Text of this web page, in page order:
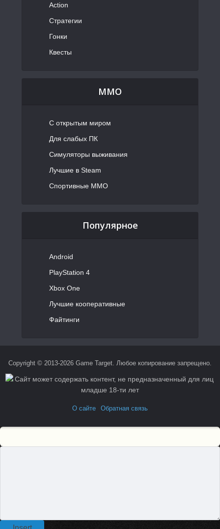
Action
Стратегии
Гонки
Квесты
MMO
С открытым миром
Для слабых ПК
Симуляторы выживания
Лучшие в Steam
Спортивные MMO
Популярное
Android
PlayStation 4
Xbox One
Лучшие кооперативные
Файтинги
Copyright © 2013-2026 Game Target. Любое копирование запрещено.
О сайте Обратная связь